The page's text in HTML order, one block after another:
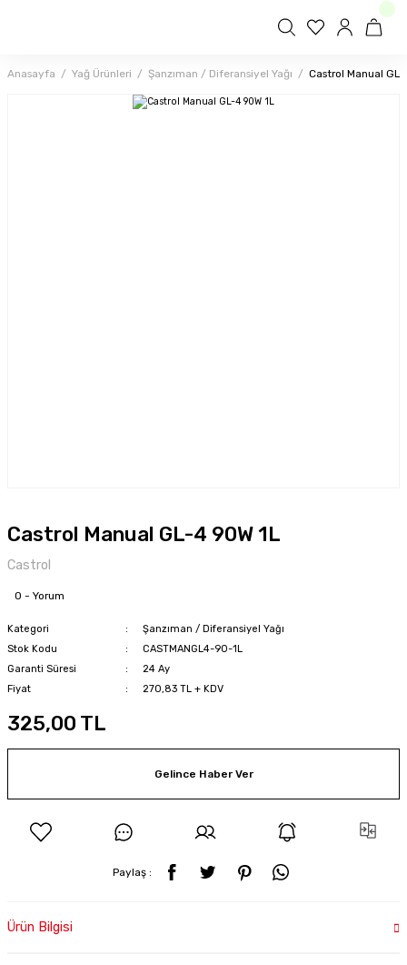
Anasayfa Yağ Ürünleri Şanzıman / Diferansiyel Yağı Castrol Manual GL-
Castrol Manual GL-4 90W 1L
Castrol
0 - Yorum
Kategori
Şanzıman / Diferansiyel Yağı
Stok Kodu
CASTMANGL4-90-1L
Garanti Süresi
24 Ay
Fiyat
270,83 TL + KDV
325,00 TL
Gelince Haber Ver
Paylaş :
Ürün Bilgisi